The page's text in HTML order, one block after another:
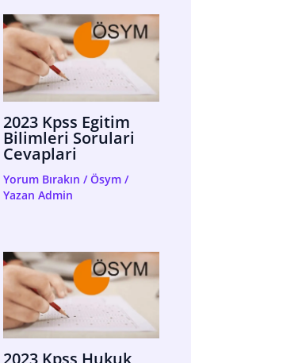
2023 Kpss Egitim
Bilimleri Sorulari
Cevaplari
Yorum Bırakın /Ösym/
Yazan Admin